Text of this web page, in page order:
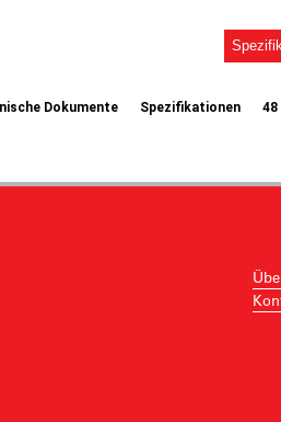
Dokumente Spezifikationen 48